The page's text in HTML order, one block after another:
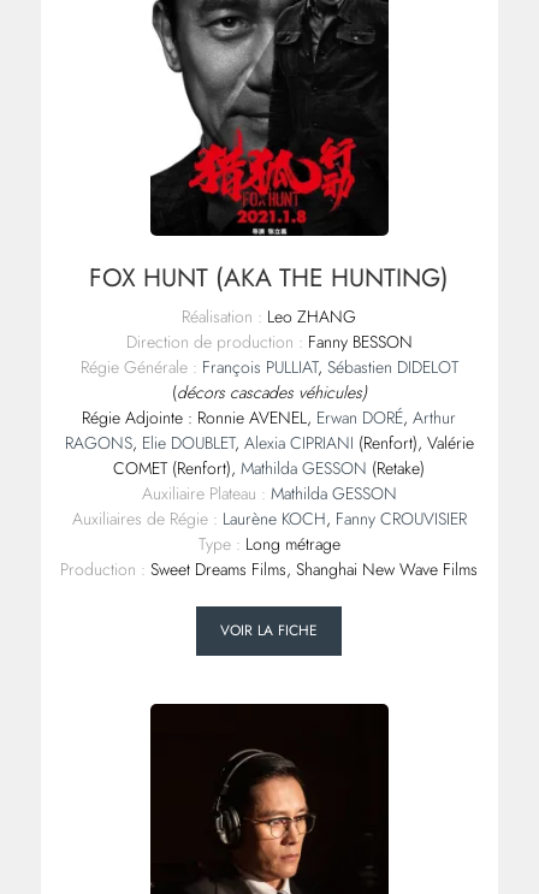
FOX HUNT (AKA THE HUNTING)
Réalisation : Leo ZHANG
Direction de production : Fanny BESSON
Régie Générale : François PULLIAT, Sébastien DIDELOT
(décors cascades véhicules)
Régie Adjointe : Ronnie AVENEL, Erwan DORÉ,Arthur
RAGONS, Elie DOUBLET, Alexia CIPRIANI (Renfort), Valérie
COMET (Renfort),Mathilda GESSON (Retake)
Auxiliaire Plateau : Mathilda GESSON
Auxiliaires de Régie : Laurène KOCH, Fanny CROUVISIER
Type : Long métrage
Production : Sweet Dreams Films, Shanghai New Wave Films
VOIR LA FICHE